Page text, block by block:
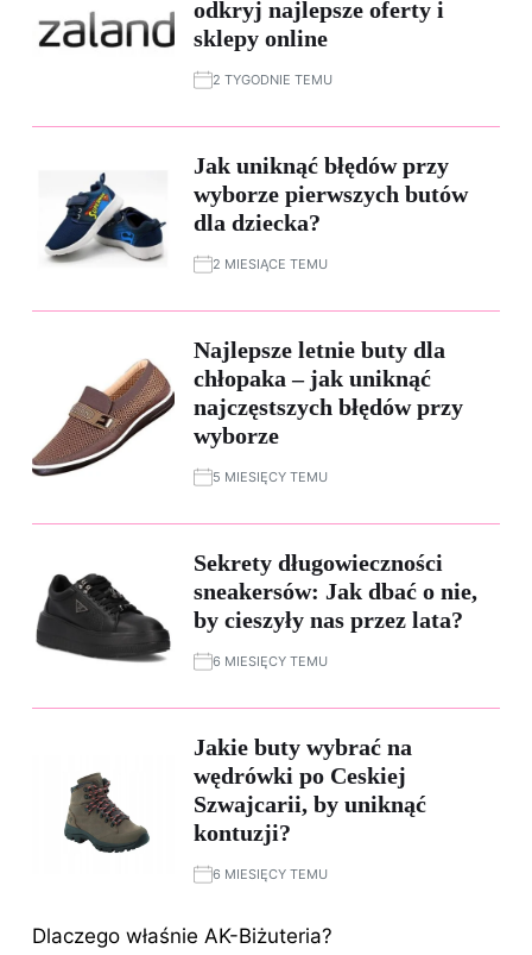
odkryj najlepsze oferty i
sklepy online
2 TYGODNIE TEMU
Jak uniknąć błędów przy
wyborze pierwszych butów
dla dziecka?
2 MIESIĄCE TEMU
Najlepsze letnie buty dla
chłopaka – jak uniknąć
najczęstszych błędów przy
wyborze
5 MIESIĘCY TEMU
Sekrety długowieczności
sneakersów: Jak dbać o nie,
by cieszyły nas przez lata?
6 MIESIĘCY TEMU
Jakie buty wybrać na
wędrówki po Ceskiej
Szwajcarii, by uniknąć
kontuzji?
6 MIESIĘCY TEMU
Dlaczego właśnie AK-Biżuteria?